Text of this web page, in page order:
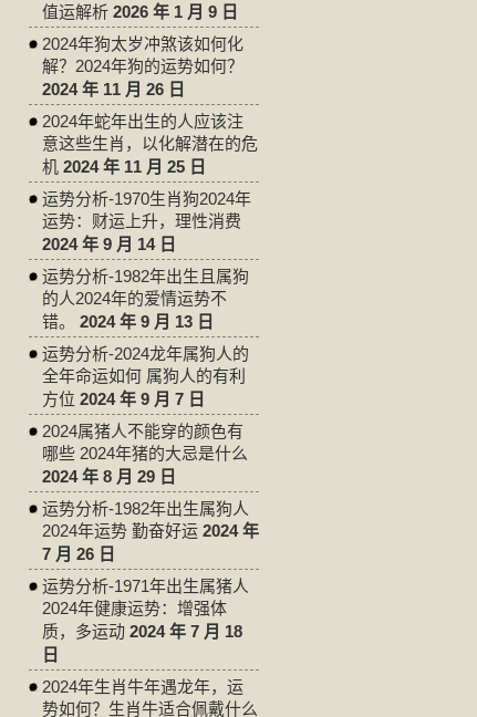
值运解析 2026 年 1 月 9 日
2024年狗太岁冲煞该如何化
解？2024年狗的运势如何？
2024 年 11 月 26 日
2024年蛇年出生的人应该注
意这些生肖，以化解潜在的危
机 2024 年 11 月 25 日
运势分析-1970生肖狗2024年
运势：财运上升，理性消费
2024 年 9 月 14 日
运势分析-1982年出生且属狗
的人2024年的爱情运势不
错。
2024 年 9 月 13 日
运势分析-2024龙年属狗人的
全年命运如何 属狗人的有利
方位 2024 年 9 月 7 日
2024属猪人不能穿的颜色有
哪些 2024年猪的大忌是什么
2024 年 8 月 29 日
运势分析-1982年出生属狗人
2024年运势 勤奋好运 2024 年
7 月 26 日
运势分析-1971年出生属猪人
2024年健康运势：增强体
质，多运动 2024 年 7 月 18
日
2024年生肖牛年遇龙年，运
势如何？生肖牛适合佩戴什么